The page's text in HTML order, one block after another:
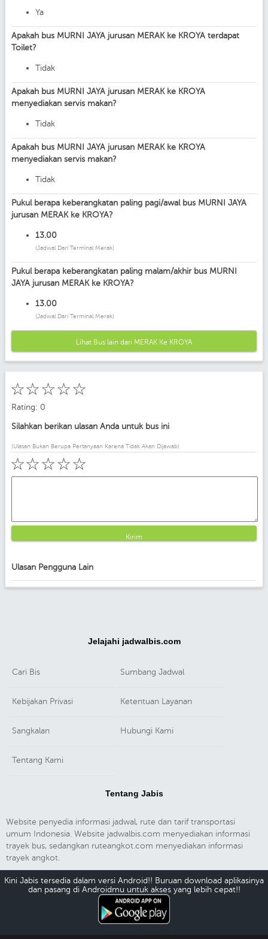
Ya
Apakah bus MURNI JAYA jurusan MERAK ke KROYA terdapat
Toilet?
Tidak
Apakah bus MURNI JAYA jurusan MERAK ke KROYA
menyediakan servis makan?
Tidak
Apakah bus MURNI JAYA jurusan MERAK ke KROYA
menyediakan servis makan?
Tidak
Pukul berapa keberangkatan paling pagi/awal bus MURNI JAYA
jurusan MERAK ke KROYA?
13.00
(Jadwal Dari Terminal Merak)
Pukul berapa keberangkatan paling malam/akhir bus MURNI
JAYA jurusan MERAK ke KROYA?
13.00
(Jadwal Dari Terminal Merak)
Lihat Bus lain dari MERAK Ke KROYA
☆
☆
☆
☆
☆
Rating: 0
Silahkan berikan ulasan Anda untuk bus ini
(Ulasan Bukan Berupa Pertanyaan Karena Tidak Akan Dijawab)
☆
☆
☆
☆
☆
Kirim
Ulasan Pengguna Lain
Jelajahi jadwalbis.com
Cari Bis Sumbang Jadwal
Kebijakan Privasi Ketentuan Layanan
Sangkalan Hubungi Kami
Tentang Kami
Tentang Jabis
Website penyedia informasi jadwal, rute dan tarif transportasi
umum Indonesia. Website jadwalbis.com menyediakan informasi
trayek bus, sedangkan ruteangkot.com menyediakan informasi
trayek angkot.
Kini Jabis tersedia dalam versi Android!! Buruan download aplikasinya
dan pasang di Androidmu untuk akses yang lebih cepat!!